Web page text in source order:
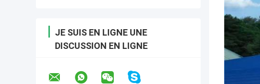
JE SUIS EN LIGNE UNE
DISCUSSION EN LIGNE